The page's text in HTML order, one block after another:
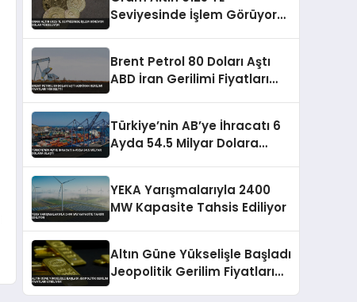
Seviyesinde İşlem Görüyor
Brent Petrol 80 Doları Aştı
ABD İran Gerilimi Fiyatları
Türkiye’nin AB’ye İhracatı 6
Ayda 54.5 Milyar Dolara
YEKA Yarışmalarıyla 2400
MW Kapasite Tahsis Ediliyor
Altın Güne Yükselişle Başladı
Jeopolitik Gerilim Fiyatları